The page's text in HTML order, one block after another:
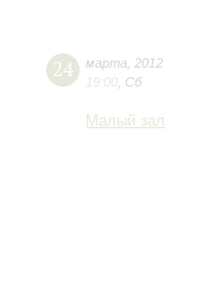
24 марта
2012
19:00 Сб
Малый зал